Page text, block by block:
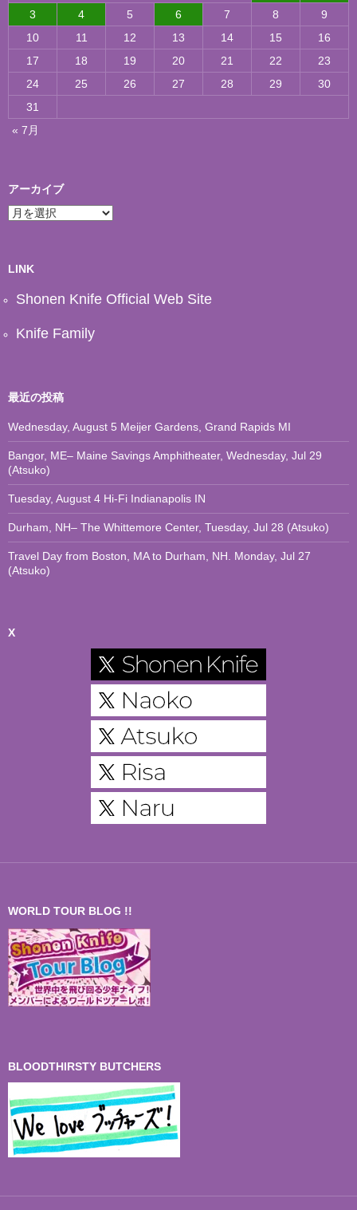
3
4 5 6 7 8
9
10
11 12 13 14 15
16
17
18 19 20 21 22
23
24
25 26 27 28 29
30
31
« 7月
アーカイブ
ア
ブ
LINK
Shonen Knife Official Web Site
Knife Family
最近の投稿
Wednesday, August 5 Meijer Gardens, Grand Rapids MI
Bangor, ME– Maine Savings Amphitheater, Wednesday, Jul 29
(Atsuko)
Tuesday, August 4 Hi-Fi Indianapolis IN
Durham, NH– The Whittemore Center, Tuesday, Jul 28 (Atsuko)
Travel Day from Boston, MA to Durham, NH. Monday, Jul 27
(Atsuko)
X
WORLD TOUR BLOG !!
BLOODTHIRSTY BUTCHERS